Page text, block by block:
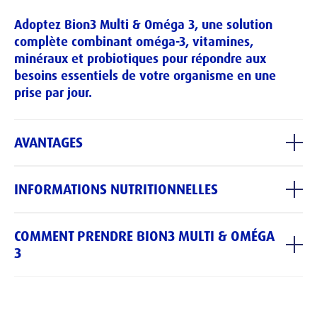
Adoptez Bion3 Multi & Oméga 3, une solution
complète combinant oméga-3, vitamines,
minéraux et probiotiques pour répondre aux
besoins essentiels de votre organisme en une
prise par jour.
AVANTAGES
13 vitamines, 9 minéraux, 250mg d'oméga-3
(DHA & EPA) et des probiotiques.
CŒUR, CERVEAU ET VISION
Les acides gras oméga-3, en particulier le DHA et
l’EPA, soutiennent le fonctionnement normal du
INFORMATIONS NUTRITIONNELLES
Ingrédients
1
%VNR*
COMMENT PRENDRE BION3 MULTI & OMÉGA
3